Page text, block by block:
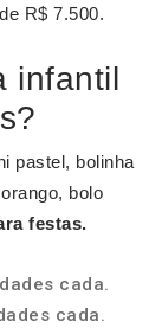
R$ 7.500.
infantil
pastel, bolinha
bolo
festas.
cada.
cada.